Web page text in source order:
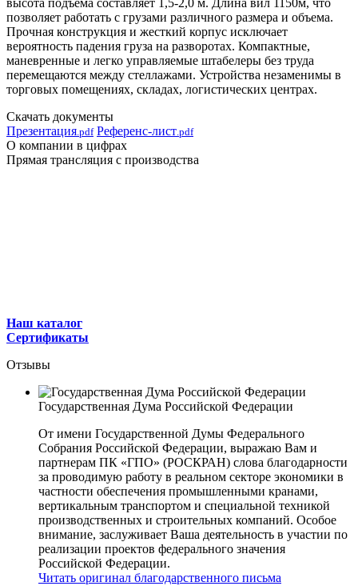
высота подъема составляет 1,5-2,0 м. Длина вил 1150м, что
позволяет работать с грузами различного размера и объема.
Прочная конструкция и жесткий корпус исключает
вероятность падения груза на разворотах. Компактные,
маневренные и легко управляемые штабелеры без труда
перемещаются между стеллажами. Устройства незаменимы в
торговых помещениях, складах, логистических центрах.
Скачать документы
Презентация.pdf Референс-лист.pdf
О компании в цифрах
Прямая трансляция с производства
Наш каталог
Сертификаты
Отзывы
Государственная Дума Российской Федерации
От имени Государственной Думы Федерального
Собрания Российской Федерации, выражаю Вам и
партнерам ПК «ГПО» (РОСКРАН) слова благодарности
за проводимую работу в реальном секторе экономики в
частности обеспечения промышленными кранами,
вертикальным транспортом и специальной техникой
производственных и строительных компаний. Особое
внимание, заслуживает Ваша деятельность в участии по
реализации проектов федерального значения
Российской Федерации.
Читать оригинал благодарственного письма